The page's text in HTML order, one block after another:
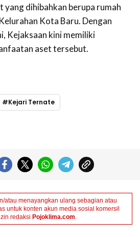
yang dihibahkan berupa rumah
Kota Baru. Dengan
Kejaksaan kini memiliki
aset tersebut.
Kejari Ternate
atau menayangkan ulang sebagian atau
untuk konten akun media sosial komersil
redaksi Pojoklima.com.